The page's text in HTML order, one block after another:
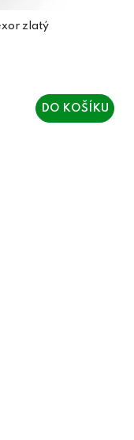
zlatý
DO KOŠÍKU